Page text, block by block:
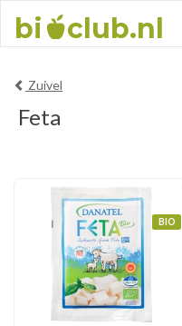
bi club.nl
Zuivel
Feta
BIO